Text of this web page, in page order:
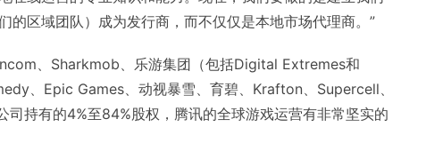
的区域团队）成为发行商，而不仅仅是本地市场代理商。”
、Sharkmob、乐游集团（包括Digital Extremes和
、Epic Games、动视暴雪、育碧、Krafton、Supercell、
持有的4%至84%股权，腾讯的全球游戏运营有非常坚实的